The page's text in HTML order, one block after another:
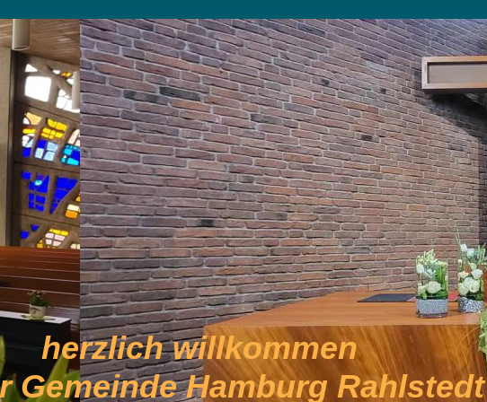
herzlich willkommen
Gemeinde Hamburg Rahlstedt